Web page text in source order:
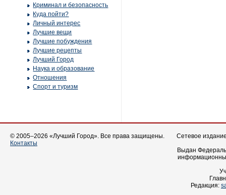
Криминал и безопасность
Куда пойти?
Личный интерес
Лучшие вещи
Лучшие побуждения
Лучшие рецепты
Лучший Город
Наука и образование
Отношения
Спорт и туризм
© 2005–2026 «Лучший Город». Все права защищены.
Контакты
Сетевое
Выдан
Редакция: